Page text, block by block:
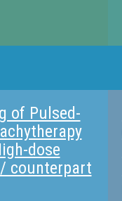
of Pulsed-
dose
counterpart